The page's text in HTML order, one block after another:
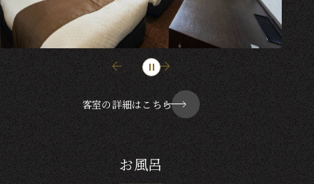
客室の詳細はこちら
お風呂